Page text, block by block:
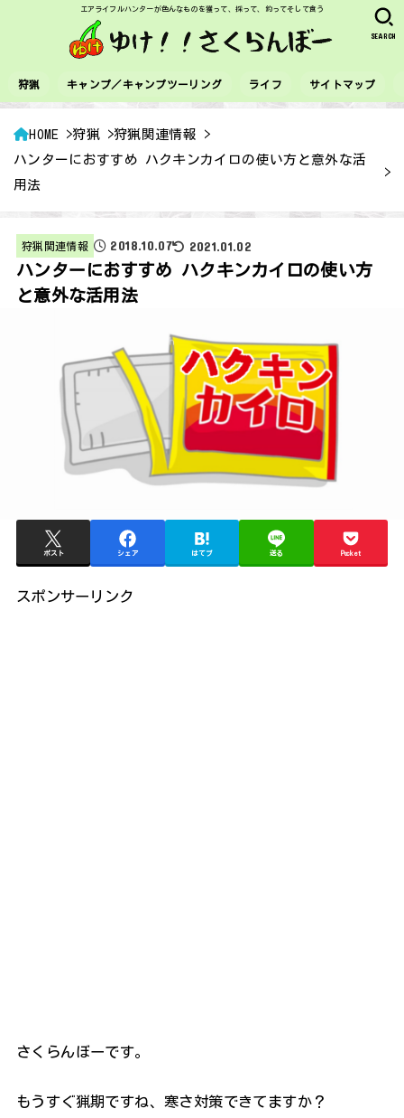
エアライフルハンターが色んなものを獲って、採って、釣ってそして食う
狩猟 キャンプ／キャンプツーリング ライフ サイトマップ
SEARCH
HOME 狩猟
狩猟関連情報
ハンターにおすすめ ハクキンカイロの使い方と意外な活
用法
狩猟関連情報 2018.10.07 2021.01.02
ハンターにおすすめ ハクキンカイロの使い方
と意外な活用法
ポスト シェア はてブ 送る Pocket
スポンサーリンク
さくらんぼーです。
もうすぐ猟期ですね、寒さ対策できてますか？